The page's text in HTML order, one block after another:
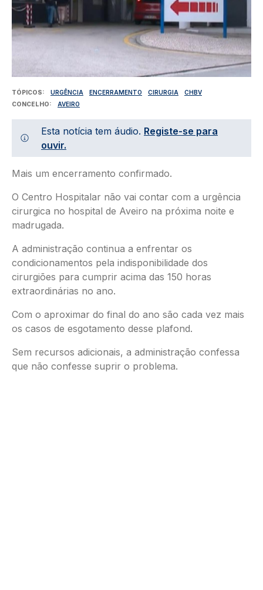
TÓPICOS URGÊNCIA ENCERRAMENTO CIRURGIA
CHBV
CONCELHO
AVEIRO
Esta notícia tem áudio. Registe-se para
ouvir.
Mais um encerramento confirmado.
O Centro Hospitalar não vai contar com a urgência
cirurgica no hospital de Aveiro na próxima noite e
madrugada.
A administração continua a enfrentar os
condicionamentos pela indisponibilidade dos
cirurgiões para cumprir acima das 150 horas
extraordinárias no ano.
Com o aproximar do final do ano são cada vez mais
os casos de esgotamento desse plafond.
Sem recursos adicionais, a administração confessa
que não confesse suprir o problema.